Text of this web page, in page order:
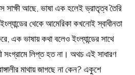
সাক্ষী আছে, ভাষা এক হলেই ভ্রাতৃত্ব তৈরি
থেকে আমেরিকা কখনোই স্বাধীনতা
এক ভাষায় কথা বলেও ইংল্যান্ডের সাথে
সংগ্রামে লিপ্ত হত না। অথচ এই সাধারণ
মাথায় জাগছে না কেন? একুশে